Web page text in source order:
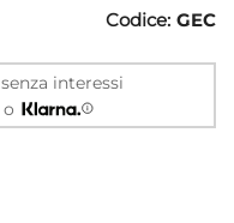
Codice: GEC
senza interessi
o